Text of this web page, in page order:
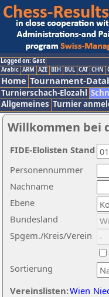
Logged on: Gast
Arabic ARM AZE BIH BUL CAT CHN
Home Tournament-
Turnierschach-Elozahl
Allgemeines Turnier
Willkommen bei
Nachname
Ebene
Sortierung
Personennummer
Bundesland
Spgem./Kreis/Verein
Vereinslisten:Wien
FIDE-Elolisten Stand